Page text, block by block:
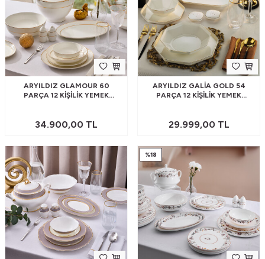
ARYILDIZ GLAMOUR 60
PARÇA 12 KIŞILIK YEMEK
34.900,00 TL
ARYILDIZ GALIA GOLD 54
PARÇA 12 KIŞILIK YEMEK
29.999,00TL
%18